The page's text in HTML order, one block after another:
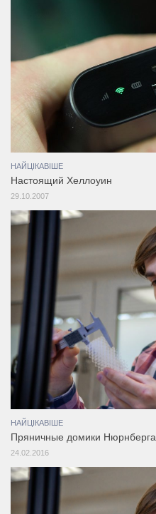
НАЙЦІКАВІШЕ
Настоящий Хеллоуин
29.10.2007
НАЙЦІКАВІШЕ
Пряничные домики Нюрнберга
24.02.2016